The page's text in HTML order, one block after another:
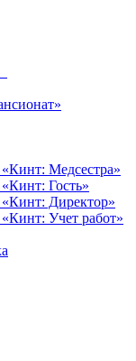
Медсестра»
Гость»
Директор»
Учет работ»